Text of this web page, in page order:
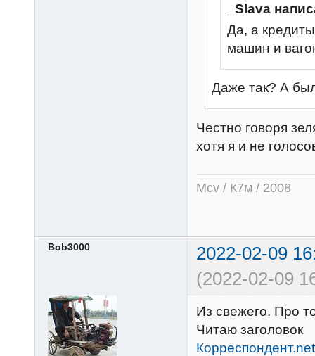
_Slava
Да, а
машин и
Даже так? А
Честно говоря
хотя я и не
Mcv / К7м / 2008
Bob3000
2022-02-09
(2022-02-09
Из свежего. Про
Читаю заголовок